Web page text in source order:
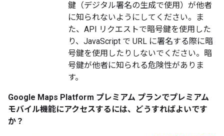
鍵（デジタル署名の生成で使用）が他者
に知られないようにしてください。ま
た、API リクエストで暗号鍵を使用した
り、JavaScript で URL に署名する際に暗
号鍵を使用したりしないでください。暗
号鍵が他者に知られる危険性がありま
す。
Google Maps Platform プレミアム プランでプレミアム
モバイル機能にアクセスするには、どうすればよいです
か？